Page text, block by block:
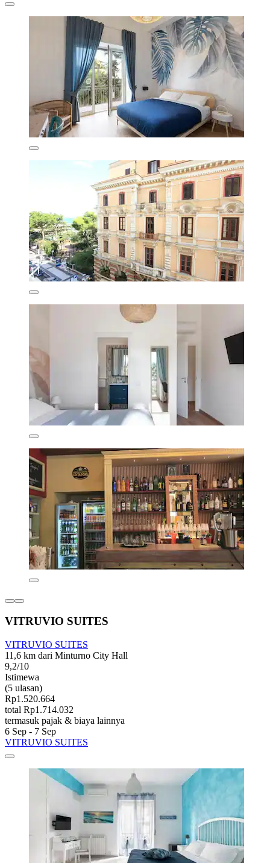
VITRUVIO SUITES
VITRUVIO SUITES
11,6 km dari Minturno City Hall
9,2/10
Istimewa
(5 ulasan)
Rp1.520.664
total Rp1.714.032
termasuk pajak & biaya lainnya
6 Sep - 7 Sep
VITRUVIO SUITES